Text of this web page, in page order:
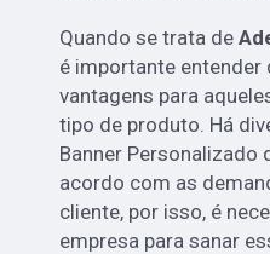
Quando se trata de
é importante entender
vantagens para
tipo de produto. Há
Banner Personalizado
acordo com as
cliente, por isso, é
empresa para sanar